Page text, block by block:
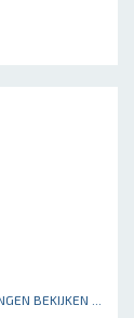
BEKIJKEN ...